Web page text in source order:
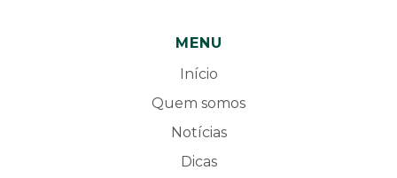
MENU
Início
Quem somos
Notícias
Dicas